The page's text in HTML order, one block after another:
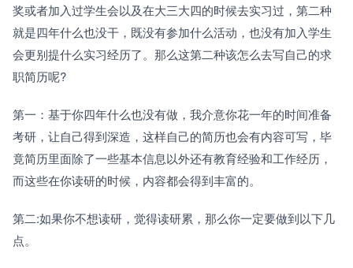
奖或者加入过学生会以及在大三大四的时候去实习过，第二种
就是四年什么也没干，既没有参加什么活动，也没有加入学生
会更别提什么实习经历了。那么这第二种该怎么去写自己的求
职简历呢?
第一：基于你四年什么也没有做，我介意你花一年的时间准备
考研，让自己得到深造，这样自己的简历也会有内容可写，毕
竟简历里面除了一些基本信息以外还有教育经验和工作经历，
而这些在你读研的时候，内容都会得到丰富的。
第二:如果你不想读研，觉得读研累，那么你一定要做到以下几
点。